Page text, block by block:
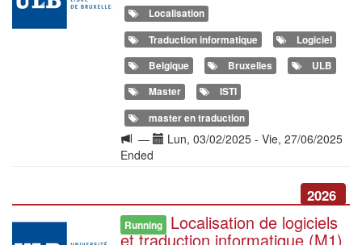
Localisation
Traduction informatique
Logiciel
Belgique
Bruxelles
ULB
Master
ISTI
master en traduction
Langue
de
— Date(s)
Lun, 03/02/2025 - Vie, 27/06/2025
Ended
2026
Illustration Running Localisation de logiciels
et traduction informatique (M1)